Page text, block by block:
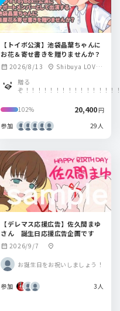
【トイボ公演】池袋晶葉ちゃんに
お花＆寄せ書きを贈りませんか？
calendar_month 2026/8/13 location_on Shibuya LOVE
贈る
ぞ！！！！！！！！！！！！！！！
102% 20,400円
参加
29人
【デレマス応援広告】佐久間まゆ
さん 誕生日応援広告企画です
calendar_month 2026/9/7 location_on
お誕生日をお祝いしましょう！
参加 3人